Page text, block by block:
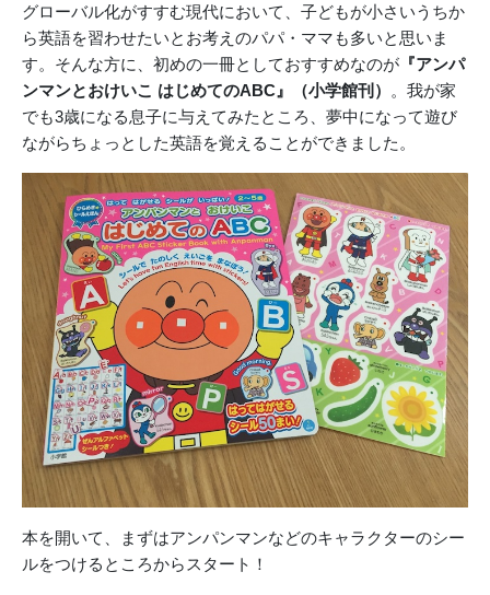
グローバル化がすすむ現代において、子どもが小さいうちか
ら英語を習わせたいとお考えのパパ・ママも多いと思いま
す。そんな方に、初めの一冊としておすすめなのが 『アンパ
ンマンとおけいこ はじめてのABC』（小学館刊）
。我が家
でも3歳になる息子に与えてみたところ、夢中になって遊び
ながらちょっとした英語を覚えることができました。
本を開いて、まずはアンパンマンなどのキャラクターのシー
ルをつけるところからスタート！